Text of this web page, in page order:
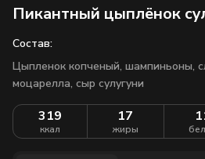
Пикантный цыплёнок
Состав:
Цыпленок копченый, шампиньоны,
моцарелла, сыр сулугуни
319
ккал
17
жиры